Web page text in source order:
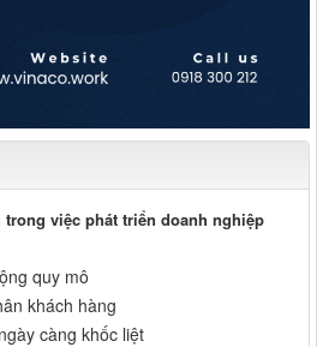
việc phát triển doanh nghiệp
quy mô
khách hàng
càng khốc liệt